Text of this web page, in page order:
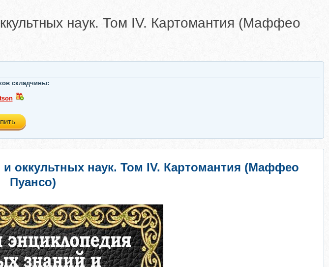
наук. Том IV. Картомантия (Маффео
складчины:
оккультных наук. Том IV. Картомантия (Маффео
Пуансо)